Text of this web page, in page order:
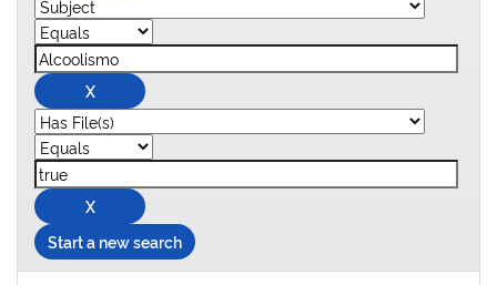
Start a new search